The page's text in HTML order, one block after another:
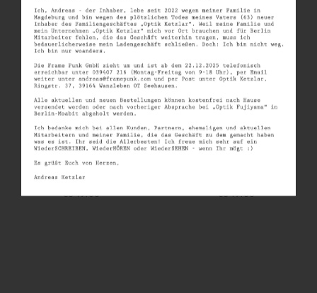
CAZAL 7092 001 58-15
Cazal
€349.00
CAZAL 742 095 59-13
€349.00